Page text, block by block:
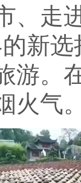
走进
新
游。
火气